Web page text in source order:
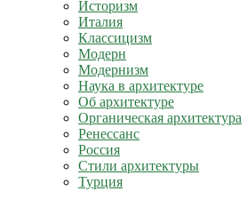
Историзм
Италия
Классицизм
Модерн
Модернизм
Наука в архитектуре
Об архитектуре
Органическая архитектура
Ренессанс
Россия
Стили архитектуры
Турция